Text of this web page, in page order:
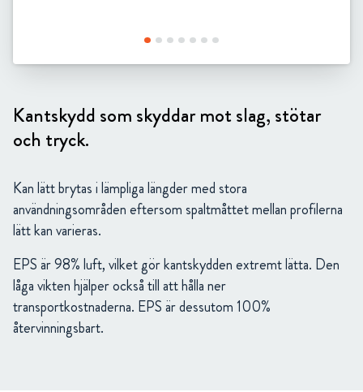
Kantskydd som skyddar mot slag, stötar
och tryck.
Kan lätt brytas i lämpliga längder med stora
användningsområden eftersom spaltmåttet mellan profilerna
lätt kan varieras.
EPS är 98% luft, vilket gör kantskydden extremt lätta. Den
låga vikten hjälper också till att hålla ner
transportkostnaderna. EPS är dessutom 100%
återvinningsbart.